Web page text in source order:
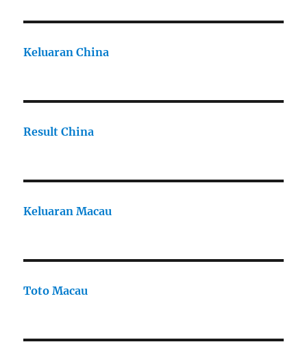
Keluaran China
Result China
Keluaran Macau
Toto Macau